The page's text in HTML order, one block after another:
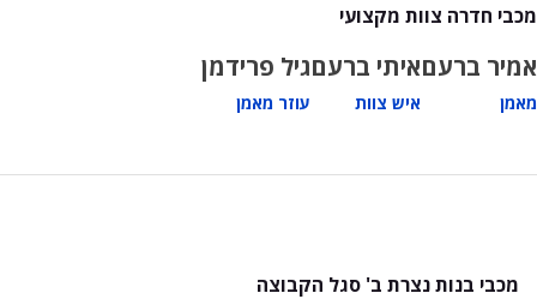
מכבי חדרה צוות מקצועי
אמיר ברעם
מאמן
איתי ברעם
איש צוות
גיל פרידמן
עוזר מאמן
מכבי בנות נצרת ב' סגל הקבוצה